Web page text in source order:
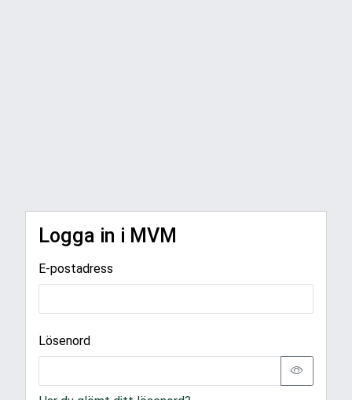
Logga in i MVM
E-postadress
Lösenord